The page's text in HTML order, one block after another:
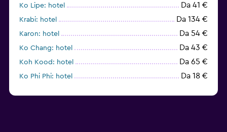
Ko Lipe: hotel Da 41 €
Krabi: hotel Da 134 €
Karon: hotel Da 54 €
Ko Chang: hotel Da 43 €
Koh Kood: hotel Da 65 €
Ko Phi Phi: hotel Da 18 €